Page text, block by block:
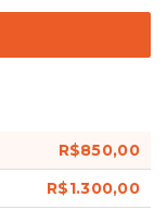
R$850,00
R$1.300,00